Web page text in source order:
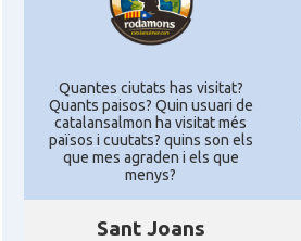
Quantes ciutats has visitat?
Quants paisos? Quin usuari de
catalansalmon ha visitat més
països i cuutats? quins son els
que mes agraden i els que
menys?
Sant Joans